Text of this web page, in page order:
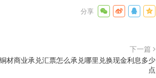
下一篇
材商业承兑汇票怎么承兑哪里兑换现金利息多少
点